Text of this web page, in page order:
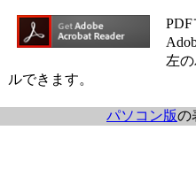
PDF
左
ルできます。
パソコン版の